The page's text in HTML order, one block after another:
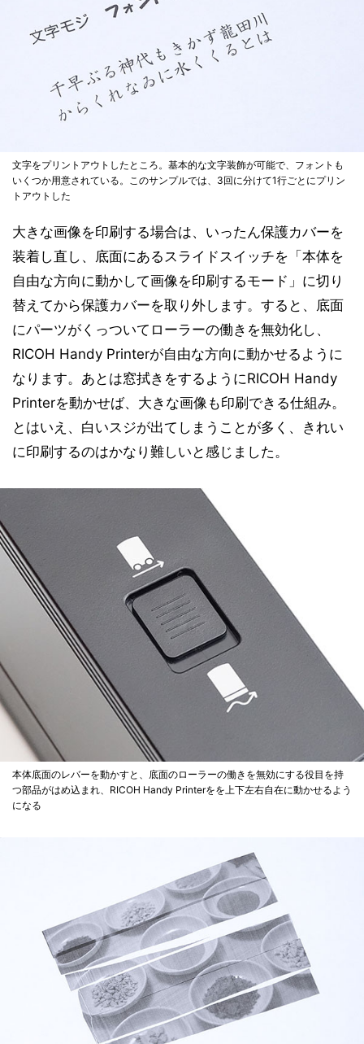
文字をプリントアウトしたところ。基本的な文字装飾が可能で、フォントも
いくつか用意されている。このサンプルでは、3回に分けて1行ごとにプリン
トアウトした
大きな画像を印刷する場合は、いったん保護カバーを
装着し直し、底面にあるスライドスイッチを「本体を
自由な方向に動かして画像を印刷するモード」に切り
替えてから保護カバーを取り外します。すると、底面
にパーツがくっついてローラーの働きを無効化し、
RICOH Handy Printerが自由な方向に動かせるように
なります。あとは窓拭きをするようにRICOH Handy
Printerを動かせば、大きな画像も印刷できる仕組み。
とはいえ、白いスジが出てしまうことが多く、きれい
に印刷するのはかなり難しいと感じました。
本体底面のレバーを動かすと、底面のローラーの働きを無効にする役目を持
つ部品がはめ込まれ、RICOH Handy Printerをを上下左右自在に動かせるよう
になる